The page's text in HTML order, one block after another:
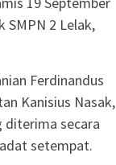
SMPN 2 Lelak,
Ferdinandus
Kanisius Nasak,
diterima secara
setempat.